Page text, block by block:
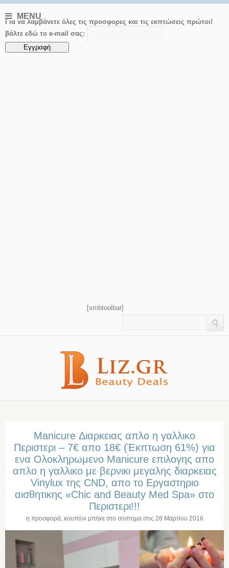
MENU
Για να λαμβάνετε όλες τις προσφορες και τις εκπτώσεις πρώτοι!
βάλτε εδώ το e-mail σας:
[smbtoolbar]
Manicure Διαρκειας απλο η γαλλικο
Περιστερι – 7€ απο 18€ (Έκπτωση 61%) για
ενα Ολοκληρωμενο Manicure επιλογης απο
απλο η γαλλικο με βερνικι μεγαλης διαρκειας
Vinylux της CND, απο το Εργαστηριο
αισθητικης «Chic and Beauty Med Spa» στo
Περιστερι!!!
η προσφορά, κουπόνι μπήκε στο σύστημα στις 28 Μαρτίου 2016